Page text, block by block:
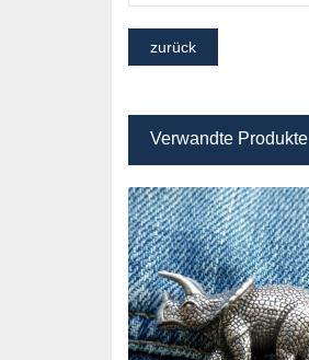
Verwandte Produkte